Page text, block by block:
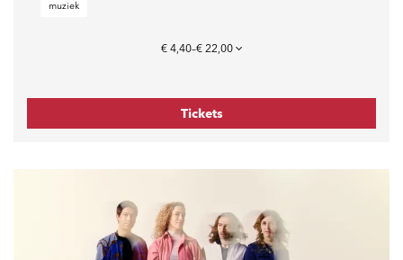
muziek
€ 4,40–€ 22,00
Tickets